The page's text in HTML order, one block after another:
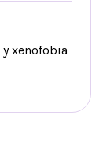
xenofobia